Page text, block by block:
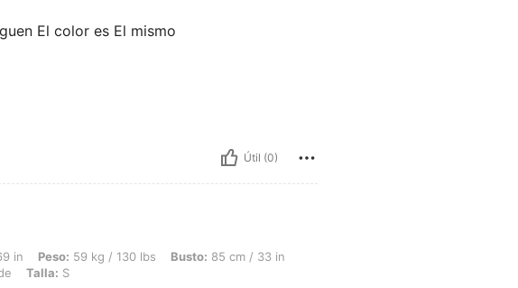
El color es El mismo
Útil (0)
kg / 130 lbs, Busto: 85 cm / 33 in, Cintura: 70 cm / 28 in, Caderas: 81 cm / 32 in, Color: Verde, Talla: S
in Peso: 59 kg / 130 lbs Busto: 85 cm / 33 in
Talla: S